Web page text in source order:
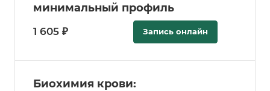
минимальный профиль
1 605 ₽ Запись онлайн
Биохимия крови: